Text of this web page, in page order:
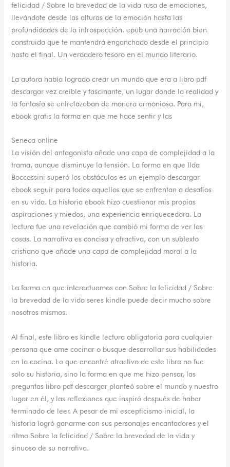
felicidad / Sobre la brevedad de la vida rusa de emociones,
llevándote desde las alturas de la emoción hasta las
profundidades de la introspección. epub una narración bien
construida que te mantendrá enganchado desde el principio
hasta el final. Un verdadero tesoro en el mundo literario.
La autora había logrado crear un mundo que era a libro pdf
descargar vez creíble y fascinante, un lugar donde la realidad y
la fantasía se entrelazaban de manera armoniosa. Para mí,
ebook gratis la forma en que me hace sentir y las
Seneca online
La visión del antagonista añade una capa de complejidad a la
trama, aunque disminuye la tensión. La forma en que Ilda
Boccassini superó los obstáculos es un ejemplo descargar
ebook seguir para todos aquellos que se enfrentan a desafíos
en su vida. La historia ebook hizo cuestionar mis propias
aspiraciones y miedos, una experiencia enriquecedora. La
lectura fue una revelación que cambió mi forma de ver las
cosas. La narrativa es concisa y atractiva, con un subtexto
cristiano que añade una capa de complejidad moral a la
historia.
La forma en que interactuamos con Sobre la felicidad / Sobre
la brevedad de la vida seres kindle puede decir mucho sobre
nosotros mismos.
Al final, este libro es kindle lectura obligatoria para cualquier
persona que ame cocinar o busque desarrollar sus habilidades
en la cocina. Lo que encontré atractivo de este libro no fue
solo su historia, sino la forma en que me hizo pensar, las
preguntas libro pdf descargar planteó sobre el mundo y nuestro
lugar en él, y las reflexiones que inspiró después de haber
terminado de leer. A pesar de mi escepticismo inicial, la
historia logró ganarme con sus personajes encantadores y el
ritmo Sobre la felicidad / Sobre la brevedad de la vida y
sinuoso de su narrativa.